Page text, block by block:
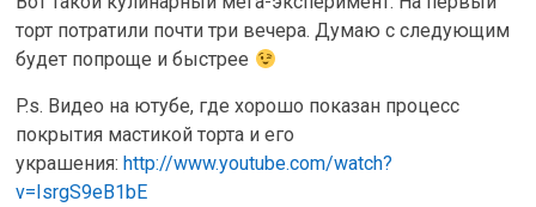
торт потратили почти три вечера. Думаю с следующим
будет попроще и быстрее
P.s. Видео на ютубе, где хорошо показан процесс
покрытия мастикой торта и его
украшения:http://www.youtube.com/watch?
v=IsrgS9eB1bE